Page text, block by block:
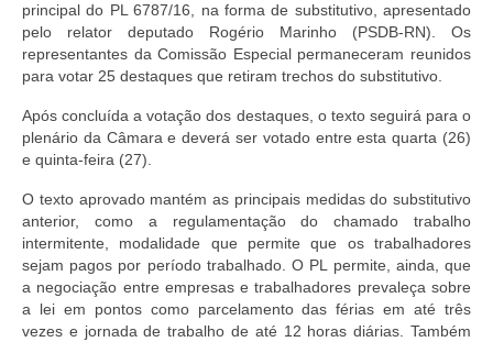
principal do PL 6787/16, na forma de substitutivo, apresentado
pelo relator deputado Rogério Marinho (PSDB-RN). Os
representantes da Comissão Especial permaneceram reunidos
para votar 25 destaques que retiram trechos do substitutivo.
Após concluída a votação dos destaques, o texto seguirá para o
plenário da Câmara e deverá ser votado entre esta quarta (26)
e quinta-feira (27).
O texto aprovado mantém as principais medidas do substitutivo
anterior, como a regulamentação do chamado trabalho
intermitente, modalidade que permite que os trabalhadores
sejam pagos por período trabalhado. O PL permite, ainda, que
a negociação entre empresas e trabalhadores prevaleça sobre
a lei em pontos como parcelamento das férias em até três
vezes e jornada de trabalho de até 12 horas diárias. Também